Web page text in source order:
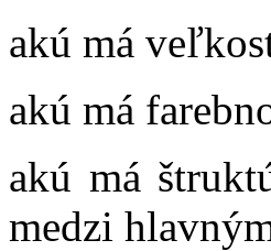
akú má
akú má
akú má
medzi